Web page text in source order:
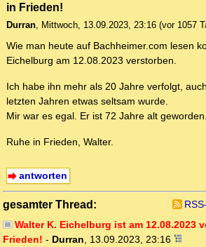
in Frieden!
Durran, Mittwoch, 13.09.2023, 23:16 (vor 1057
Wie man heute auf Bachheimer.com lesen
Eichelburg am 12.08.2023 verstorben.
Ich habe ihn mehr als 20 Jahre verfolgt,
letzten Jahren etwas seltsam wurde.
Mir war es egal. Er ist 72 Jahre alt geworden.
Ruhe in Frieden, Walter.
antworten
gesamter Thread:
Walter K. Eichelburg ist am 12.08.2023
Frieden! - Durran, 13.09.2023, 23:16